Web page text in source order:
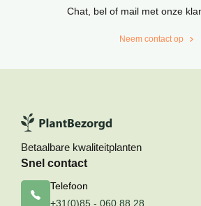
Chat, bel of mail met onze
Neem contact op
Betaalbare kwaliteitplanten
Snel contact
Telefoon
+31(0)85 - 060 88 28